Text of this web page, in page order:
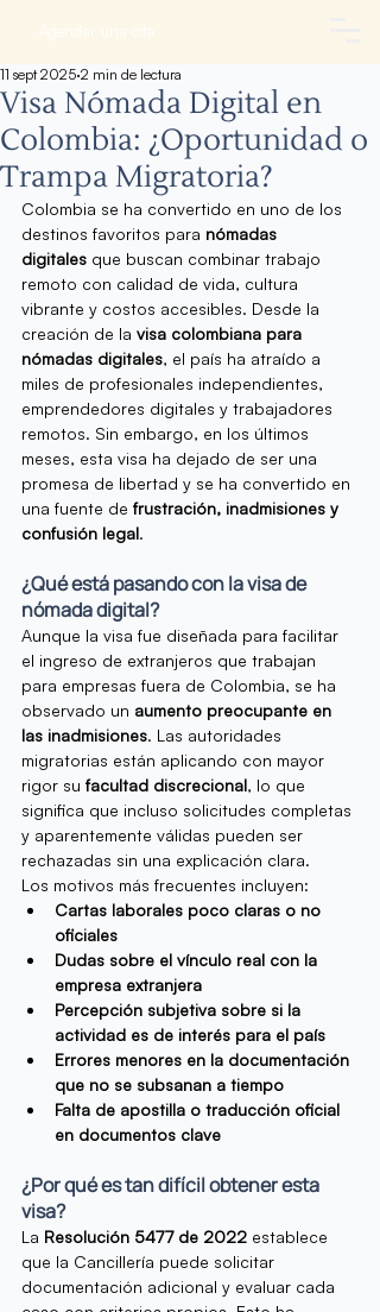
Visa Nómada Digital en
Colombia: ¿Oportunidad o
Trampa Migratoria?
11 sept 2025 2 min de lectura
Colombia se ha convertido en uno de los
destinos favoritos para nómadas
digitales que buscan combinar trabajo
remoto con calidad de vida, cultura
vibrante y costos accesibles. Desde la
creación de la visa colombiana para
nómadas digitales, el país ha atraído a
miles de profesionales independientes,
emprendedores digitales y trabajadores
remotos. Sin embargo, en los últimos
meses, esta visa ha dejado de ser una
promesa de libertad y se ha convertido en
una fuente de frustración, inadmisiones y
confusión legal.
¿Qué está pasando con la visa de
nómada digital?
Aunque la visa fue diseñada para facilitar
el ingreso de extranjeros que trabajan
para empresas fuera de Colombia, se ha
observado un aumento preocupante en
las inadmisiones. Las autoridades
migratorias están aplicando con mayor
rigor su facultad discrecional, lo que
significa que incluso solicitudes completas
y aparentemente válidas pueden ser
rechazadas sin una explicación clara.
Los motivos más frecuentes incluyen:
Cartas laborales poco claras o no
oficiales
Dudas sobre el vínculo real con la
empresa extranjera
Percepción subjetiva sobre si la
actividad es de interés para el país
Errores menores en la documentación
que no se subsanan a tiempo
Falta de apostilla o traducción oficial
en documentos clave
¿Por qué es tan difícil obtener esta
visa?
La Resolución 5477 de 2022 establece
que la Cancillería puede solicitar
documentación adicional y evaluar cada